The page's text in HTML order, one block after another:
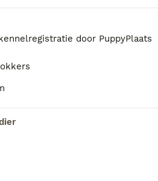
door PuppyPlaats
heeft een schofthoogte
een levensverwachting
jaar. Hij is intelligent,